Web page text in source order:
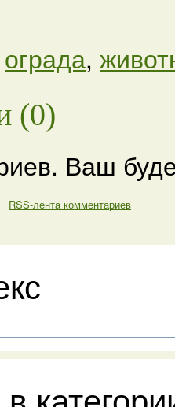
ограда,
(0)
Ваш
RSS-лента комментариев